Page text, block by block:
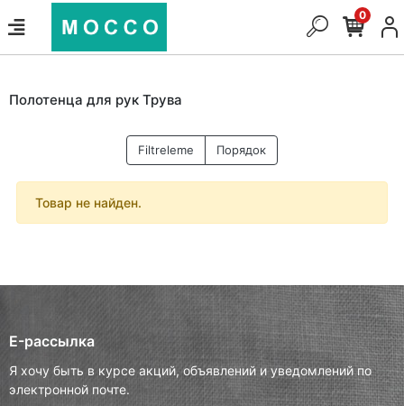
0
Полотенца для рук Трува
Filtreleme Порядок
Товар не найден.
E-рассылка
Я хочу быть в курсе акций, объявлений и уведомлений по
электронной почте.